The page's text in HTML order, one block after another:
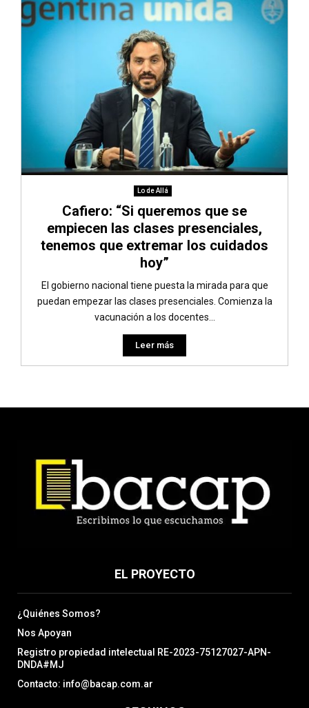
Lo de Allá
Cafiero: “Si queremos que se
empiecen las clases presenciales,
tenemos que extremar los cuidados
hoy”
El gobierno nacional tiene puesta la mirada para que
puedan empezar las clases presenciales. Comienza la
vacunación a los docentes...
Leer más
EL PROYECTO
¿Quiénes Somos?
Nos Apoyan
Registro propiedad intelectual RE-2023-75127027-APN-
DNDA#MJ
Contacto: info@bacap.com.ar